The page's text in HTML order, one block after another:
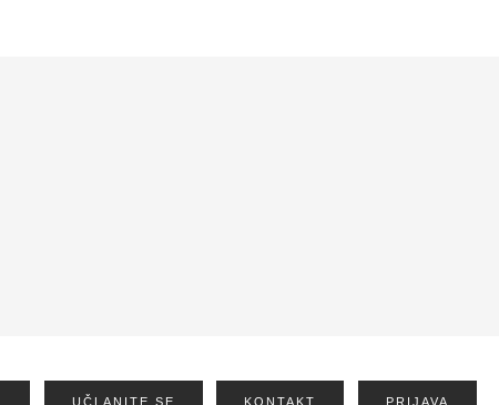
UČLANITE SE KONTAKT PRIJAVA